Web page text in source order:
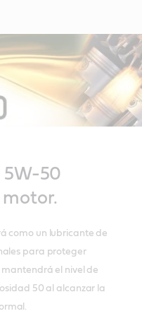
5W-50
como un lubricante de
para proteger
el nivel de
50 al alcanzar la